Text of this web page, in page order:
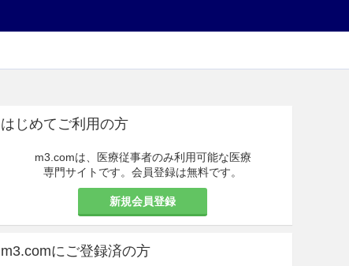
はじめてご利用の方
m3.comは、医療従事者のみ利用可能な医療
専門サイトです。会員登録は無料です。
新規会員登録
m3.comにご登録済の方